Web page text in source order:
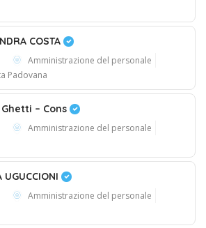
COSTA
Amministrazione del personale
Padovana
– Cons
Amministrazione del personale
UGUCCIONI
Amministrazione del personale